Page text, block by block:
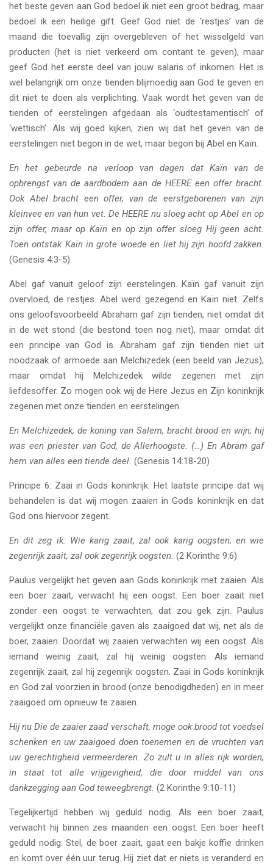
het beste geven aan God bedoel ik niet een groot bedrag, maar
bedoel ik een heilige gift. Geef God niet de ‘restjes’ van de
maand die toevallig zijn overgebleven of het wisselgeld van
producten (het is niet verkeerd om contant te geven), maar
geef God het eerste deel van jouw salaris of inkomen. Het is
wel belangrijk om onze tienden blijmoedig aan God te geven en
dit niet te doen als verplichting. Vaak wordt het geven van de
tienden of eerstelingen afgedaan als ‘oudtestamentisch’ of
‘wettisch’. Als wij goed kijken, zien wij dat het geven van de
eerstelingen niet begon in de wet, maar begon bij Abel en Kaïn.
En het gebeurde na verloop van dagen dat Kaïn van de
opbrengst van de aardbodem aan de HEERE een offer bracht.
Ook Abel bracht een offer, van de eerstgeborenen van zijn
kleinvee en van hun vet. De HEERE nu sloeg acht op Abel en op
zijn offer, maar op Kaïn en op zijn offer sloeg Hij geen acht.
Toen ontstak Kaïn in grote woede en liet hij zijn hoofd zakken.
(Genesis 4:3-5)
Abel gaf vanuit geloof zijn eerstelingen. Kaïn gaf vanuit zijn
overvloed, de restjes. Abel werd gezegend en Kaïn niet. Zelfs
ons geloofsvoorbeeld Abraham gaf zijn tienden, niet omdat dit
in de wet stond (die bestond toen nog niet), maar omdat dit
een principe van God is. Abraham gaf zijn tienden niet uit
noodzaak of armoede aan Melchizedek (een beeld van Jezus),
maar omdat hij Melchizedek wilde zegenen met zijn
liefdesoffer. Zo mogen ook wij de Here Jezus en Zijn koninkrijk
zegenen met onze tienden en eerstelingen.
En Melchizedek, de koning van Salem, bracht brood en wijn; hij
was een priester van God, de Allerhoogste. (…) En Abram gaf
hem van alles een tiende deel. (Genesis 14:18-20)
Principe 6: Zaai in Gods koninkrijk. Het laatste principe dat wij
behandelen is dat wij mogen zaaien in Gods koninkrijk en dat
God ons hiervoor zegent.
En dit zeg ik: Wie karig zaait, zal ook karig oogsten; en wie
zegenrijk zaait, zal ook zegenrijk oogsten. (2 Korinthe 9:6)
Paulus vergelijkt het geven aan Gods koninkrijk met zaaien. Als
een boer zaait, verwacht hij een oogst. Een boer zaait niet
zonder een oogst te verwachten, dat zou gek zijn. Paulus
vergelijkt onze financiële gaven als zaaigoed dat wij, net als de
boer, zaaien. Doordat wij zaaien verwachten wij een oogst. Als
iemand weinig zaait, zal hij weinig oogsten. Als iemand
zegenrijk zaait, zal hij zegenrijk oogsten. Zaai in Gods koninkrijk
en God zal voorzien in brood (onze benodigdheden) en in meer
zaaigoed om opnieuw te zaaien.
Hij nu Die de zaaier zaad verschaft, moge ook brood tot voedsel
schenken en uw zaaigoed doen toenemen en de vruchten van
uw gerechtigheid vermeerderen. Zo zult u in alles rijk worden,
in staat tot alle vrijgevigheid, die door middel van ons
dankzegging aan God teweegbrengt. (2 Korinthe 9:10-11)
Tegelijkertijd hebben wij geduld nodig. Als een boer zaait,
verwacht hij binnen zes maanden een oogst. Een boer heeft
geduld nodig. Stel, de boer zaait, gaat een bakje koffie drinken
en komt over één uur terug. Hij ziet dat er niets is veranderd en